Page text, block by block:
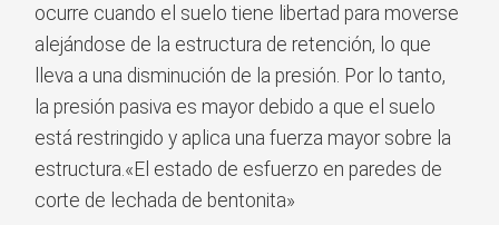
ocurre cuando el suelo tiene libertad para moverse
alejándose de la estructura de retención, lo que
lleva a una disminución de la presión. Por lo tanto,
la presión pasiva es mayor debido a que el suelo
está restringido y aplica una fuerza mayor sobre la
estructura.«El estado de esfuerzo en paredes de
corte de lechada de bentonita»